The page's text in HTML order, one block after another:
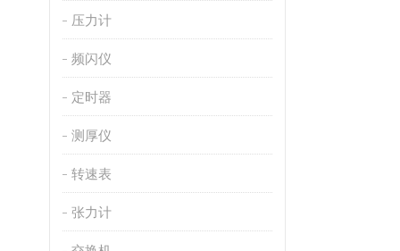
压力计
频闪仪
定时器
测厚仪
转速表
张力计